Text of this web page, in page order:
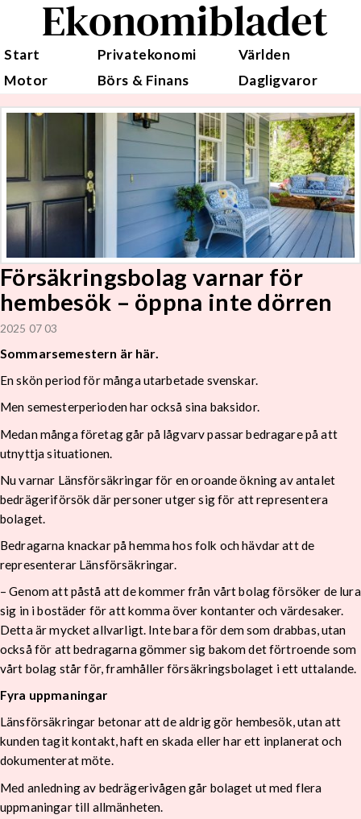
Ekonomibladet
Start Privatekonomi
Världen
Motor
Börs & Finans Dagligvaror
Försäkringsbolag varnar för
hembesök – öppna inte dörren
2025 07 03
Sommarsemestern är här.
En skön period för många utarbetade svenskar.
Men semesterperioden har också sina baksidor.
Medan många företag går på lågvarv passar bedragare på att
utnyttja situationen.
Nu varnar Länsförsäkringar för en oroande ökning av antalet
bedrägeriförsök där personer utger sig för att representera
bolaget.
Bedragarna knackar på hemma hos folk och hävdar att de
representerar Länsförsäkringar.
– Genom att påstå att de kommer från vårt bolag försöker de lura
sig in i bostäder för att komma över kontanter och värdesaker.
Detta är mycket allvarligt. Inte bara för dem som drabbas, utan
också för att bedragarna gömmer sig bakom det förtroende som
vårt bolag står för, framhåller försäkringsbolaget i ett uttalande.
Fyra uppmaningar
Länsförsäkringar betonar att de aldrig gör hembesök, utan att
kunden tagit kontakt, haft en skada eller har ett inplanerat och
dokumenterat möte.
Med anledning av bedrägerivågen går bolaget ut med flera
uppmaningar till allmänheten.